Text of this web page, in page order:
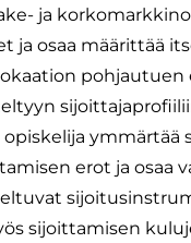
ja
ja osaa määrittää
pohjautuen
ymmärtää
erot ja osaa
sijoittamisen